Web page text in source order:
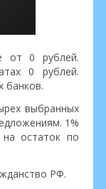
от 0 рублей.
0 рублей.
банков.
выбранных
1%
остаток по
РФ.